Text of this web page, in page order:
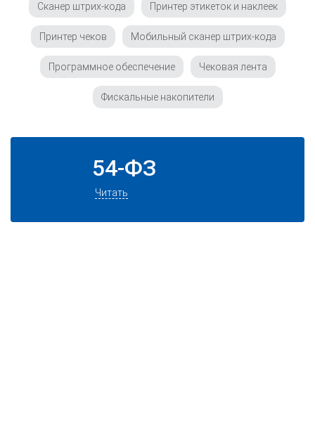
Сканер штрих-кода Принтер этикеток и наклеек
Принтер чеков Мобильный сканер штрих-кода
Программное обеспечение Чековая лента
Фискальные накопители
54-ФЗ
Читать